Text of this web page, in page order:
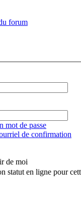
forum
mot de passe
de confirmation
de moi
statut en ligne pour